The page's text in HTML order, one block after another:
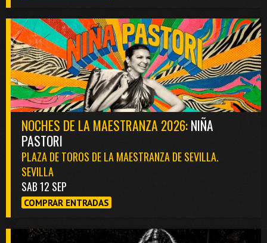
NOCHES DE LA MAESTRANZA 2026:NIÑA
PASTORI
PLAZA DE TOROS DE LA MAESTRANZA DE SEVILLA.
SEVILLA
SAB 12 SEP
COMPRAR ENTRADAS